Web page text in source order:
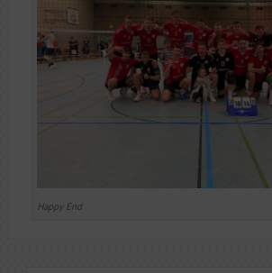
Happy End